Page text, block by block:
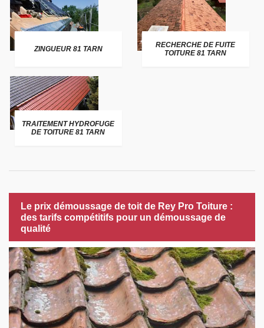
ZINGUEUR 81 TARN
RECHERCHE DE FUITE
TOITURE 81 TARN
TRAITEMENT HYDROFUGE
DE TOITURE 81 TARN
Le prix démoussage de toit de Rey Pro Toiture :
des tarifs compétitifs pour un démoussage de
qualité